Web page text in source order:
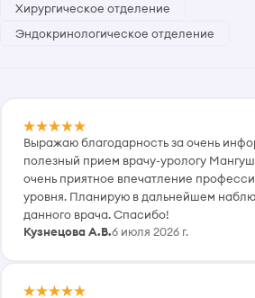
Хирургическое отделение
Эндокринологическое отделение
Выражаю благодарность за очень
полезный прием врачу-урологу
очень приятное впечатление
уровня. Планирую в дальнейшем
данного врача. Спасибо!
Кузнецова А.В.6 июля 2026 г.